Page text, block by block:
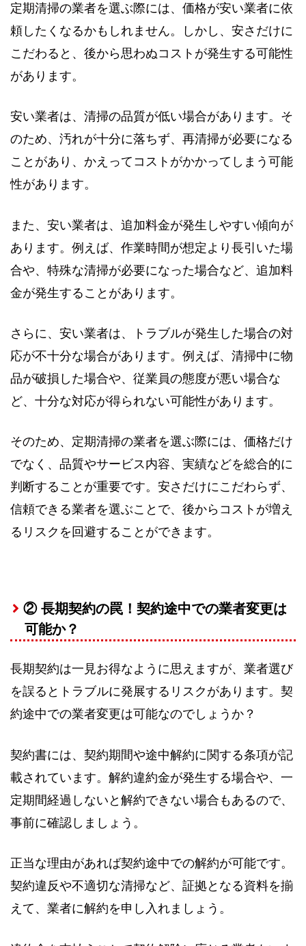
定期清掃の業者を選ぶ際には、価格が安い業者に依
頼したくなるかもしれません。しかし、安さだけに
こだわると、後から思わぬコストが発生する可能性
があります。
安い業者は、清掃の品質が低い場合があります。そ
のため、汚れが十分に落ちず、再清掃が必要になる
ことがあり、かえってコストがかかってしまう可能
性があります。
また、安い業者は、追加料金が発生しやすい傾向が
あります。例えば、作業時間が想定より長引いた場
合や、特殊な清掃が必要になった場合など、追加料
金が発生することがあります。
さらに、安い業者は、トラブルが発生した場合の対
応が不十分な場合があります。例えば、清掃中に物
品が破損した場合や、従業員の態度が悪い場合な
ど、十分な対応が得られない可能性があります。
そのため、定期清掃の業者を選ぶ際には、価格だけ
でなく、品質やサービス内容、実績などを総合的に
判断することが重要です。安さだけにこだわらず、
信頼できる業者を選ぶことで、後からコストが増え
るリスクを回避することができます。
② 長期契約の罠！契約途中での業者変更は
可能か？
長期契約は一見お得なように思えますが、業者選び
を誤るとトラブルに発展するリスクがあります。契
約途中での業者変更は可能なのでしょうか？
契約書には、契約期間や途中解約に関する条項が記
載されています。解約違約金が発生する場合や、一
定期間経過しないと解約できない場合もあるので、
事前に確認しましょう。
正当な理由があれば契約途中での解約が可能です。
契約違反や不適切な清掃など、証拠となる資料を揃
えて、業者に解約を申し入れましょう。